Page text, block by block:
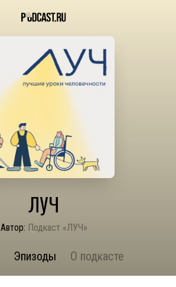
ЛУЧ
Автор: Подкаст «ЛУЧ»
Эпизоды О подкасте